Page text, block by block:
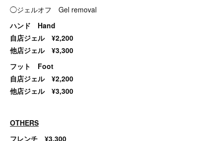
◯ジェルオフ Gel removal
ハンド Hand
自店ジェル ¥2,200
他店ジェル ¥3,300
フット Foot
自店ジェル ¥2,200
他店ジェル ¥3,300
OTHERS
フレンチ ¥3,300